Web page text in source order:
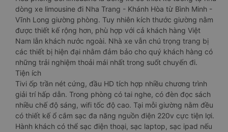
dòng xe limousine đi Nha Trang - Khánh Hòa từ Bình Minh -
Vĩnh Long giường phòng. Tuy nhiên kích thước giường nằm
được thiết kế rộng hơn, phù hợp với cả khách hàng Việt
Nam lẫn khách nước ngoài. Nhà xe vẫn chú trọng trang bị
các thiết bị hiện đại nhằm đảm bảo cho quý khách hàng có
những trải nghiệm thoải mái nhất trong suốt chuyến đi.
Tiện ích
Tivi ốp trần nét cứng, đầu HD tích hợp nhiều chương trình
giải trí hấp dẫn. Trong phòng có tai nghe, có đèn đọc sách
nhiều chế độ sáng, wifi tốc độ cao. Tại mỗi giường nằm đều
có thiết kế ổ cắm sạc đa năng nguồn điện 220v cực tiện lợi.
Hành khách có thể sạc điện thoại, sạc laptop, sạc ipad nếu